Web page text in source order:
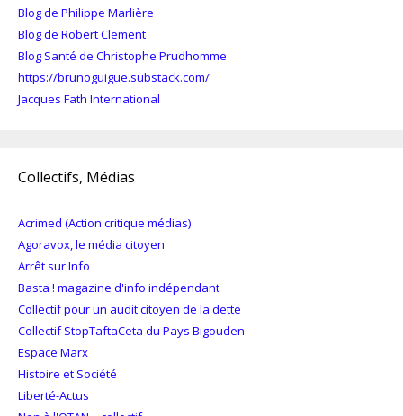
Blog de Philippe Marlière
Blog de Robert Clement
Blog Santé de Christophe Prudhomme
https://brunoguigue.substack.com/
Jacques Fath International
Collectifs, Médias
Acrimed (Action critique médias)
Agoravox, le média citoyen
Arrêt sur Info
Basta ! magazine d'info indépendant
Collectif pour un audit citoyen de la dette
Collectif StopTaftaCeta du Pays Bigouden
Espace Marx
Histoire et Société
Liberté-Actus